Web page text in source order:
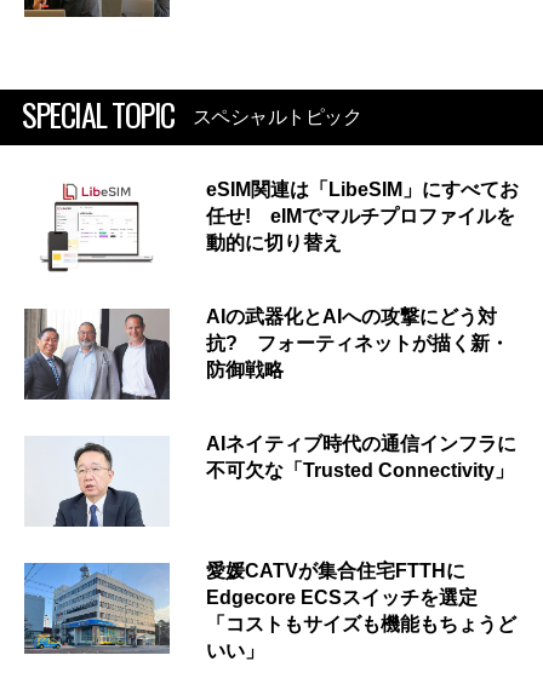
SPECIAL TOPIC スペシャルトピック
eSIM関連は「LibeSIM」にすべてお
任せ! eIMでマルチプロファイルを
動的に切り替え
AIの武器化とAIへの攻撃にどう対
抗? フォーティネットが描く新・
防御戦略
AIネイティブ時代の通信インフラに
不可欠な「Trusted Connectivity」
愛媛CATVが集合住宅FTTHに
Edgecore ECSスイッチを選定
「コストもサイズも機能もちょうど
いい」